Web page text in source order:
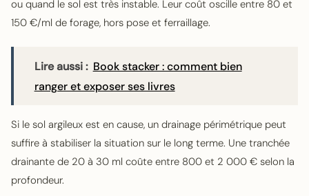
ou quand le sol est très instable. Leur coût oscille entre 80 et
150 €/ml de forage, hors pose et ferraillage.
Lire aussi : Book stacker : comment bien
ranger et exposer ses livres
Si le sol argileux est en cause, un drainage périmétrique peut
suffire à stabiliser la situation sur le long terme. Une tranchée
drainante de 20 à 30 ml coûte entre 800 et 2 000 € selon la
profondeur.